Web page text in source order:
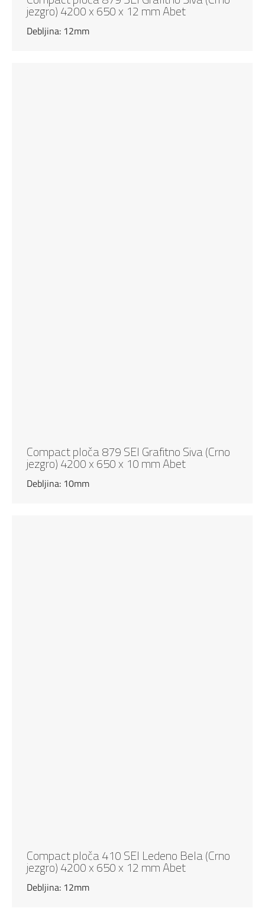
jezgro) 4200 x 650 x 12 mm Abet
Debljina: 12mm
Compact ploča 879 SEI Grafitno Siva (Crno
jezgro) 4200 x 650 x 10 mm Abet
Debljina: 10mm
Compact ploča 410 SEI Ledeno Bela (Crno
jezgro) 4200 x 650 x 12 mm Abet
Debljina: 12mm